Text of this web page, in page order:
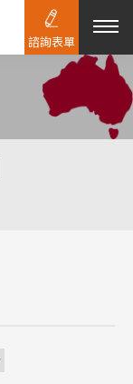
諮詢表單